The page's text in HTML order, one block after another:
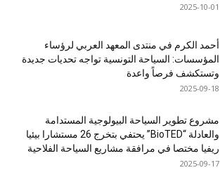
2025-10-01
أحمد الكرم في منتدى المعهد العربي لرؤساء
المؤسسات: السياحة التونسية تواجه تحديات جديدة
وتستكشف فرصاً واعدة
2025-09-18
مشروع تطوير السياحة البيولوجية المستدامة
والعادلة “BioTED” يحتفي بتخرج 26 مستشارا بيئيا
ريفيا مختصا في مرافقة مشاريع السياحة الفلاحية
2025-09-17